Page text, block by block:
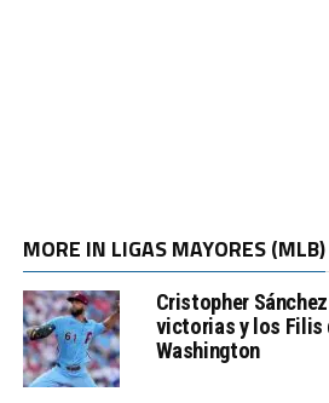
MORE IN LIGAS MAYORES (MLB)
Cristopher
victorias y los Filis
Washington